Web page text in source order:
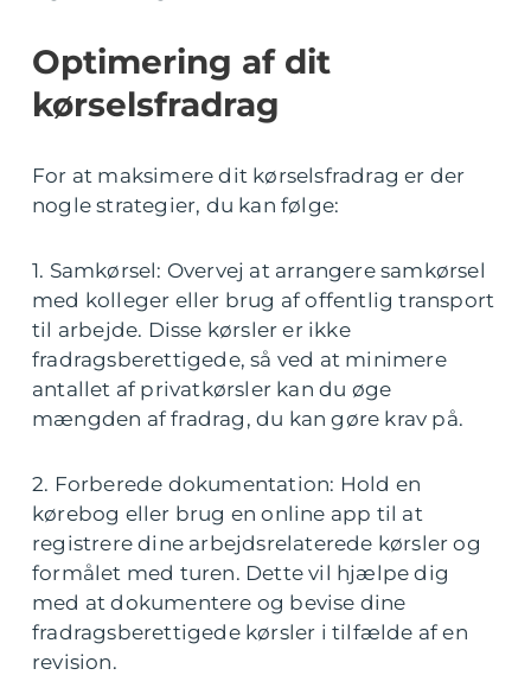
Optimering af dit
kørselsfradrag
For at maksimere dit kørselsfradrag er der
nogle strategier, du kan følge:
1. Samkørsel: Overvej at arrangere samkørsel
med kolleger eller brug af offentlig transport
til arbejde. Disse kørsler er ikke
fradragsberettigede, så ved at minimere
antallet af privatkørsler kan du øge
mængden af fradrag, du kan gøre krav på.
2. Forberede dokumentation: Hold en
kørebog eller brug en online app til at
registrere dine arbejdsrelaterede kørsler og
formålet med turen. Dette vil hjælpe dig
med at dokumentere og bevise dine
fradragsberettigede kørsler i tilfælde af en
revision.